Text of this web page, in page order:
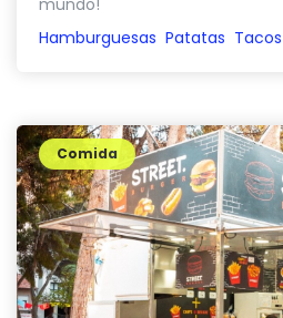
mundo!
Hamburguesas Patatas Tacos
Comida